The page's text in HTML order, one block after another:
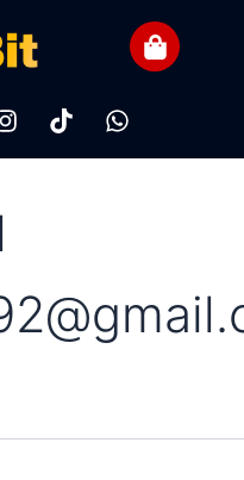
Instagram
TiktokWhatsapp